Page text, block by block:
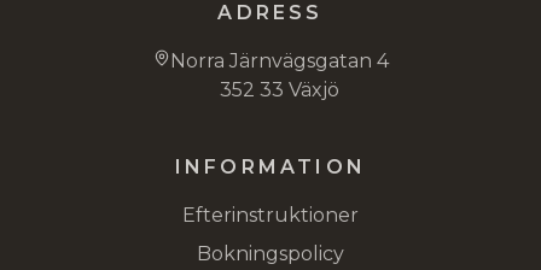
ADRESS
Norra Järnvägsgatan 4
352 33 Växjö
INFORMATION
Efterinstruktioner
Bokningspolicy